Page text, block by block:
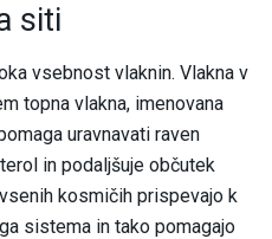
siti
vsebnost vlaknin. Vlakna v
topna vlakna, imenovana
uravnavati raven
in podaljšuje občutek
kosmičih prispevajo k
sistema in tako pomagajo